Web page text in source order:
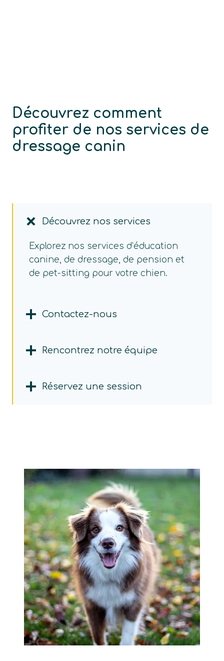
Découvrez comment
profiter de nos services de
dressage canin
Découvrez nos services
Explorez nos services d’éducation
canine, de dressage, de pension et
de pet-sitting pour votre chien.
Contactez-nous
Rencontrez notre équipe
Réservez une session